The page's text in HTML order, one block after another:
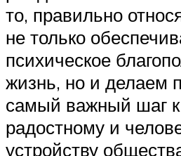
то, правильно
не только
психическое
жизнь, но и делаем
самый важный шаг
радостному и
устройству